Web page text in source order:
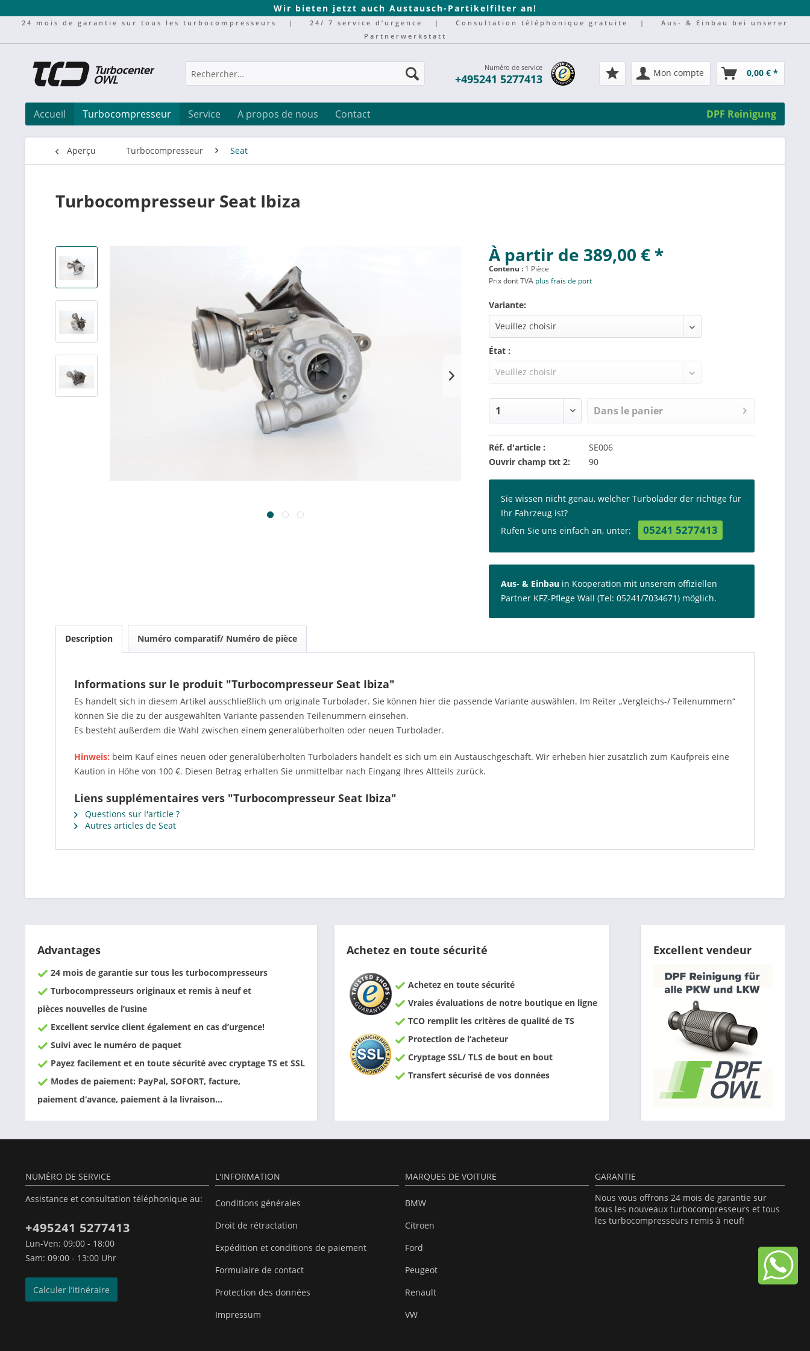
Wir bieten jetzt auch Austausch-Partikelfilter an!
24 mois de garantie sur tous les turbocompresseurs | 24/ 7 service d’urgence | Consultation téléphonique gratuite |
Aus- & Einbau bei unserer
Partnerwerkstatt
Numéro de service
+495241 5277413 Mon compte 0,00 € *
Accueil Turbocompresseur Service A propos de nous Contact DPF Reinigung
Aperçu Turbocompresseur Seat
Turbocompresseur Seat Ibiza
À partir de 389,00 € *
Contenu : 1 Pièce
Prix dont TVA plus frais de port
Variante:
État :
Dans le panier
Réf. d'article :
SE006
Ouvrir champ txt 2:
90
Sie wissen nicht genau, welcher Turbolader der richtige für
Ihr Fahrzeug ist?
Rufen Sie uns einfach an, unter:
05241 5277413
Aus- & Einbau in Kooperation mit unserem offiziellen
Partner KFZ-Pflege Wall (Tel: 05241/7034671) möglich.
Description Numéro comparatif/ Numéro de pièce
Informations sur le produit "Turbocompresseur Seat Ibiza"
Es handelt sich in diesem Artikel ausschließlich um originale Turbolader. Sie können hier die passende Variante auswählen. Im Reiter „Vergleichs-/ Teilenummern“
können Sie die zu der ausgewählten Variante passenden Teilenummern einsehen.
Es besteht außerdem die Wahl zwischen einem generalüberholten oder neuen Turbolader.
Hinweis: beim Kauf eines neuen oder generalüberholten Turboladers handelt es sich um ein Austauschgeschäft. Wir erheben hier zusätzlich zum Kaufpreis eine
Kaution in Höhe von 100 €. Diesen Betrag erhalten Sie unmittelbar nach Eingang Ihres Altteils zurück.
Liens supplémentaires vers "Turbocompresseur Seat Ibiza"
Questions sur l'article ?
Autres articles de Seat
Advantages
24 mois de garantie sur tous les turbocompresseurs
Turbocompresseurs originaux et remis à neuf et
pièces nouvelles de l’usine
Excellent service client également en cas d’urgence!
Suivi avec le numéro de paquet
Payez facilement et en toute sécurité avec cryptage TS et SSL
Modes de paiement: PayPal, SOFORT, facture,
paiement d‘avance, paiement à la livraison…
Achetez en toute sécurité
Achetez en toute sécurité
Vraies évaluations de notre boutique en ligne
TCO remplit les critères de qualité de TS
Protection de l‘acheteur
Cryptage SSL/ TLS de bout en bout
Transfert sécurisé de vos données
Excellent vendeur
NUMÉRO DE SERVICE
Assistance et consultation téléphonique au:
+495241 5277413
Lun-Ven: 09:00 - 18:00
Sam: 09:00 - 13:00 Uhr
Calculer l’itinéraire
L'INFORMATION
Conditions générales
Droit de rétractation
Expédition et conditions de paiement
Formulaire de contact
Protection des données
Impressum
MARQUES DE VOITURE
BMW
Citroen
Ford
Peugeot
Renault
VW
GARANTIE
Nous vous offrons 24 mois de garantie sur
tous les nouveaux turbocompresseurs et tous
les turbocompresseurs remis à neuf!